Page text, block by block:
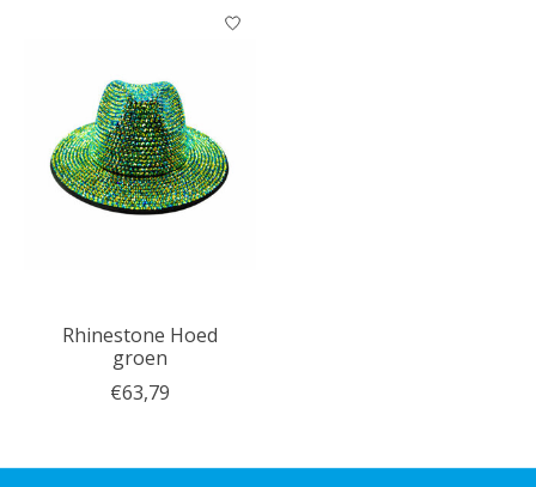
Rhinestone Hoed
groen
€63,79